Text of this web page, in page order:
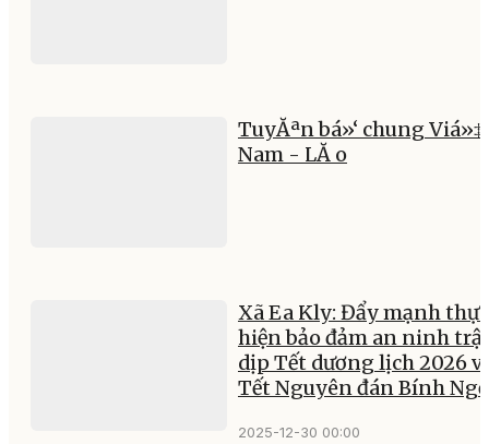
TuyĂªn bá»‘ chung
Nam - LĂ o
Xã Ea Kly: Đẩy mạnh thực
hiện bảo đảm an ninh
dịp Tết dương lịch 2026
Tết Nguyên đán Bính Ngọ
2025-12-30 00:00